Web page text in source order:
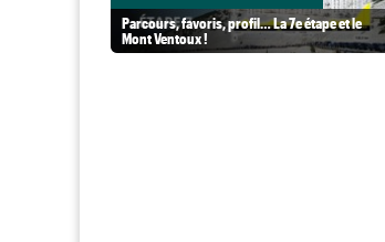
Parcours, favoris, profil… La 7e étape et le
Mont Ventoux !